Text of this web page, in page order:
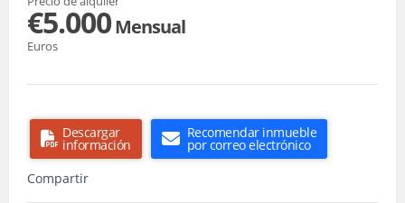
€5.000Mensual
Euros
Descargar
información
Recomendar inmueble
por correo electrónico
Compartir